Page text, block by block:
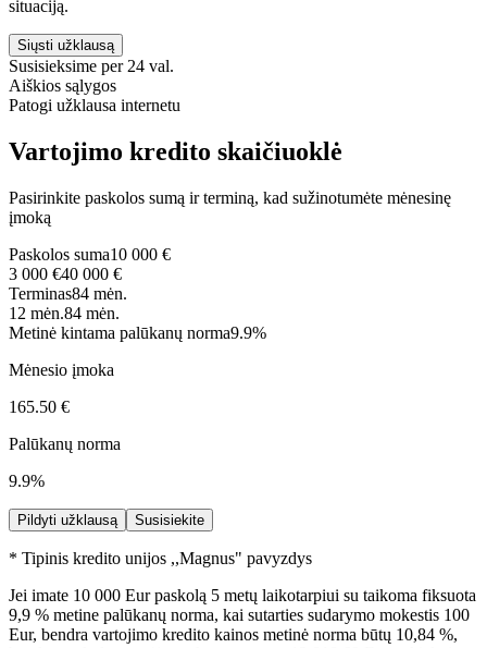
situaciją.
Siųsti užklausą
Susisieksime per 24 val.
Aiškios sąlygos
Patogi užklausa internetu
Vartojimo kredito skaičiuoklė
Pasirinkite paskolos sumą ir terminą, kad sužinotumėte mėnesinę
įmoką
Paskolos suma10 000 €
3 000 €40 000 €
Terminas84 mėn.
12 mėn.84 mėn.
Metinė kintama palūkanų norma9.9%
Mėnesio įmoka
165.50 €
Palūkanų norma
9.9%
Pildyti užklausą Susisiekite
* Tipinis kredito unijos ,,Magnus" pavyzdys
Jei imate 10 000 Eur paskolą 5 metų laikotarpiui su taikoma fiksuota
9,9 % metine palūkanų norma, kai sutarties sudarymo mokestis 100
Eur, bendra vartojimo kredito kainos metinė norma būtų 10,84 %,